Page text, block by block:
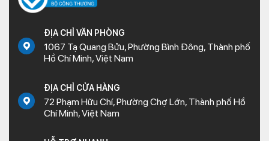
ĐỊA CHỈ VĂN PHÒNG
1067 Tạ Quang Bửu, Phường Bình Đông, Thành phố
Hồ Chí Minh, Việt Nam
ĐỊA CHỈ CỬA HÀNG
72 Phạm Hữu Chí, Phường Chợ Lớn, Thành phố Hồ
Chí Minh, Việt Nam